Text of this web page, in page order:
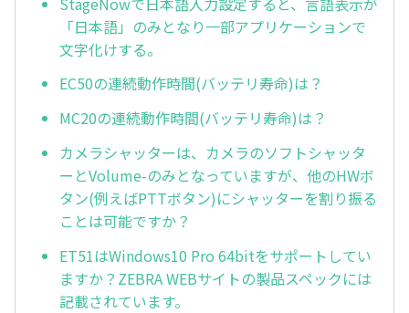
「日本語」のみとなり一部アプリケーションで
文字化けする。
EC50の連続動作時間(バッテリ寿命)は？
MC20の連続動作時間(バッテリ寿命)は？
カメラシャッターは、カメラのソフトシャッタ
ーとVolume-のみとなっていますが、他のHWボ
タン(例えばPTTボタン)にシャッターを割り振る
ことは可能ですか？
ET51はWindows10 Pro 64bitをサポートしてい
ますか？ZEBRA WEBサイトの製品スペックには
記載されています。